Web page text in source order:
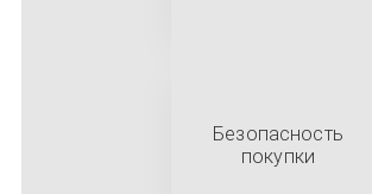
Безопасность
покупки